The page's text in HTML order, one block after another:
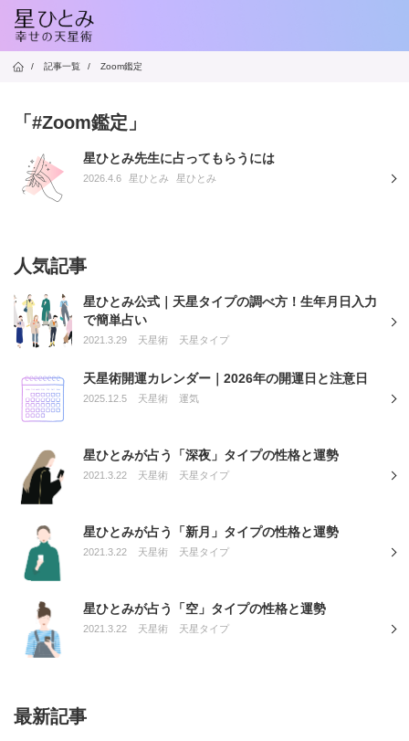
/ 記事一覧 / Zoom鑑定
「#Zoom鑑定」
星ひとみ先生に占ってもらうには
2026.4.6 星ひとみ 星ひとみ
人気記事
星ひとみ公式｜天星タイプの調べ方！生年月日入力
で簡単占い
2021.3.29 天星術 天星タイプ
天星術開運カレンダー｜2026年の開運日と注意日
2025.12.5 天星術 運気
星ひとみが占う「深夜」タイプの性格と運勢
2021.3.22 天星術 天星タイプ
星ひとみが占う「新月」タイプの性格と運勢
2021.3.22 天星術 天星タイプ
星ひとみが占う「空」タイプの性格と運勢
2021.3.22 天星術 天星タイプ
最新記事